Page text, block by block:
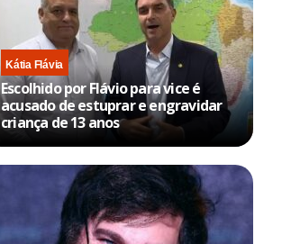
Kátia Flávia
Escolhido por Flávio para vice é
acusado de estuprar e engravidar
criança de 13 anos